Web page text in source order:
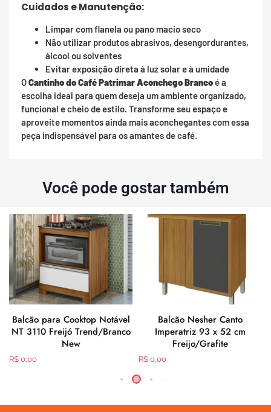
Cuidados e Manutenção:
Limpar com flanela ou pano macio seco
Não utilizar produtos abrasivos, desengordurantes,
álcool ou solventes
Evitar exposição direta à luz solar e à umidade
OCantinho do Café Patrimar Aconchego Brancoé a
escolha ideal para quem deseja um ambiente organizado,
funcional e cheio de estilo. Transforme seu espaço e
aproveite momentos ainda mais aconchegantes com essa
peça indispensável para os amantes de café.
Você pode gostar também
Balcão para Cooktop Notável
NT 3110 Freijó Trend/Branco
New
R$ 0,00
Balcão Nesher Canto
Imperatriz 93 x 52 cm
Freijo/Grafite
R$ 0,00